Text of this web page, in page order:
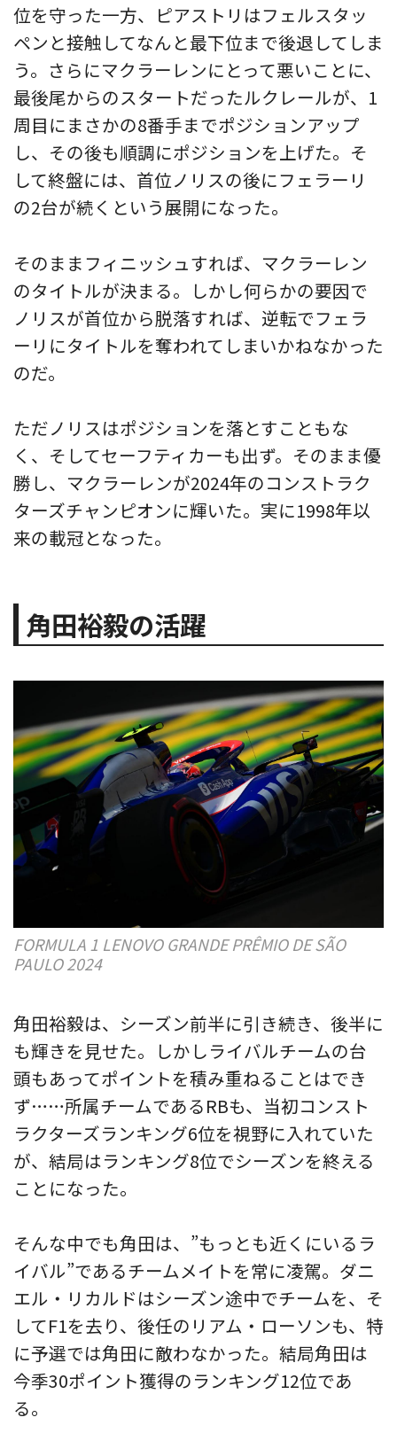
位を守った一方、ピアストリはフェルスタッ
ペンと接触してなんと最下位まで後退してしま
う。さらにマクラーレンにとって悪いことに、
最後尾からのスタートだったルクレールが、1
周目にまさかの8番手までポジションアップ
し、その後も順調にポジションを上げた。そ
して終盤には、首位ノリスの後にフェラーリ
の2台が続くという展開になった。
そのままフィニッシュすれば、マクラーレン
のタイトルが決まる。しかし何らかの要因で
ノリスが首位から脱落すれば、逆転でフェラ
ーリにタイトルを奪われてしまいかねなかった
のだ。
ただノリスはポジションを落とすこともな
く、そしてセーフティカーも出ず。そのまま優
勝し、マクラーレンが2024年のコンストラク
ターズチャンピオンに輝いた。実に1998年以
来の載冠となった。
角田裕毅の活躍
FORMULA 1 LENOVO GRANDE PRÊMIO DE SÃO
PAULO 2024
角田裕毅は、シーズン前半に引き続き、後半に
も輝きを見せた。しかしライバルチームの台
頭もあってポイントを積み重ねることはでき
ず……所属チームであるRBも、当初コンスト
ラクターズランキング6位を視野に入れていた
が、結局はランキング8位でシーズンを終える
ことになった。
そんな中でも角田は、”もっとも近くにいるラ
イバル”であるチームメイトを常に凌駕。ダニ
エル・リカルドはシーズン途中でチームを、そ
してF1を去り、後任のリアム・ローソンも、特
に予選では角田に敵わなかった。結局角田は
今季30ポイント獲得のランキング12位であ
る。